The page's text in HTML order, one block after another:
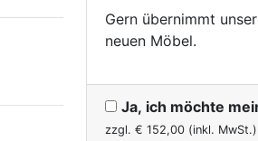
Gern übernimmt
neuen Möbel.
Ja, ich möchte
zzgl. € 152,00 (inkl. MwSt.)